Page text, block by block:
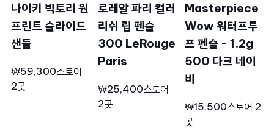
나이키 빅토리 원
프린트 슬라이드
샌들
₩59,300스토어
2곳
로레알 파리 컬러
리쉬 립 펜슬
300 LeRouge
Paris
₩25,400스토어
2곳
Masterpiece
Wow 워터프루
프 펜슬 - 1.2g
500 다크 네이
비
₩15,500스토어 2
곳